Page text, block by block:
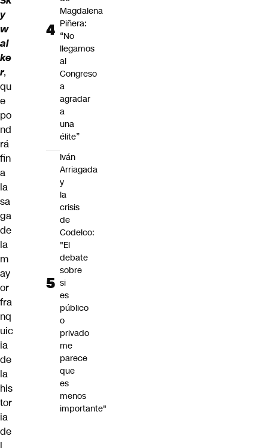
y
w
al
ke
r,
qu
e
po
nd
rá
fin
a
la
sa
ga
de
la
m
ay
or
fra
nq
uic
ia
de
la
his
tor
ia
de
Magdalena
Piñera:
“No
llegamos
al
Congreso
a
agradar
a
una
élite”
Iván
Arriagada
y
la
crisis
de
Codelco:
"El
debate
sobre
si
es
público
o
privado
me
parece
que
es
menos
importante"